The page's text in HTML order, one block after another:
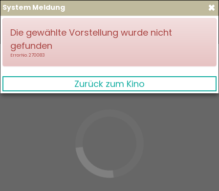
×
System Meldung
Die gewählte Vorstellung wurde nicht
gefunden
ErrorNo. 270083
Zurück zum Kino